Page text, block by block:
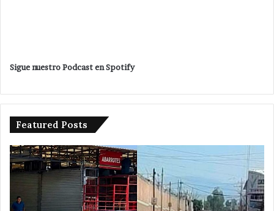
Sigue nuestro Podcast en Spotify
Featured Posts
Da
banderazo
Velázquez
Romero
a